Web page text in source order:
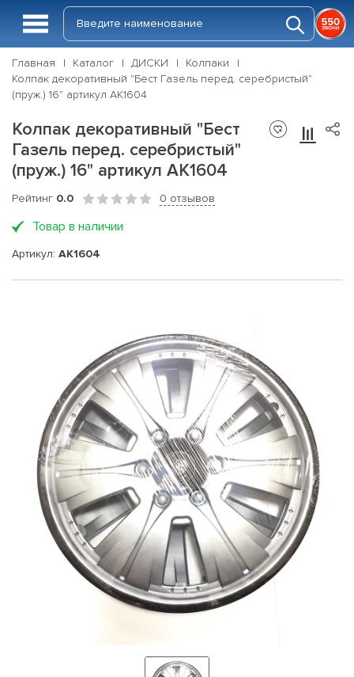
Главная Каталог ДИСКИ
Колпаки
Колпак декоративный "Бест Газель перед. серебристый"
(пруж.) 16" артикул АК1604
Колпак декоративный "Бест
Газель перед. серебристый"
(пруж.) 16" артикул АК1604
Рейтинг 0.0 0 отзывов
Товар в наличии
Артикул: AK1604